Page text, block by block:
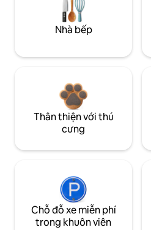
Nhà bếp
Thân thiện với thú
cưng
Chỗ đỗ xe miễn phí
trong khuôn viên